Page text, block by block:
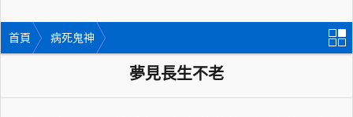
首頁 病死鬼神
夢見長生不老